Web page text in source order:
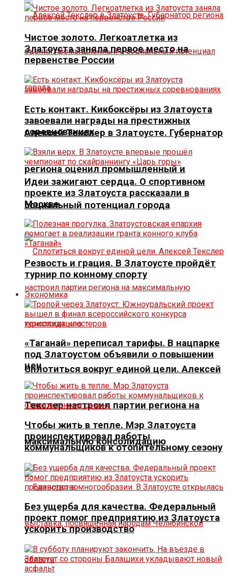
Алексей Текслер в Златоусте. Губернатор
региона оценил промышленный и
социальный потенциал города
Сплотиться вокруг единой цели. Алексей
Текслер настроил партии региона на
максимальную консолидацию
Чистое золото. Легкоатлетка из
Златоуста заняла первое место на
первенстве России
Есть контакт. Кикбоксёры из Златоуста
завоевали награды на престижных
соревнованиях
Идеи зажигают сердца. О спортивном
проекте из Златоуста рассказали в
Москве
Резвость и грация. В Златоусте пройдёт
турнир по конному спорту
Экономика
«Таганай» переписал тарифы. В нацпарке
под Златоустом объявили о повышении
цен
Чтобы жить в тепле. Мэр Златоуста
проинспектировал работы
коммунальщиков к отопительному сезону
Без ущерба для качества. Федеральный
проект помог предприятию из Златоуста
ускорить производство